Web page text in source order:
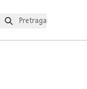
Pretraga